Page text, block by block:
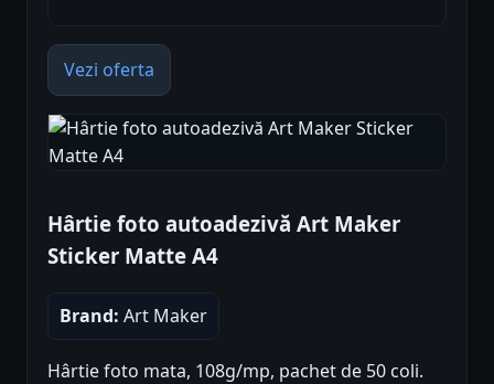
Vezi oferta
Hârtie foto autoadezivă Art Maker
Sticker Matte A4
Brand: Art Maker
Hârtie foto mata, 108g/mp, pachet de 50 coli.